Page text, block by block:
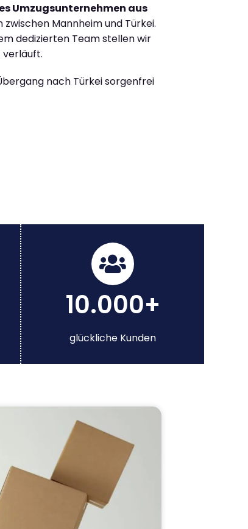
Umzugsunternehmen aus
Mannheim und Türkei.
dedizierten Team stellen wir
verläuft.
nach Türkei sorgenfrei
10.000+
glückliche Kunden